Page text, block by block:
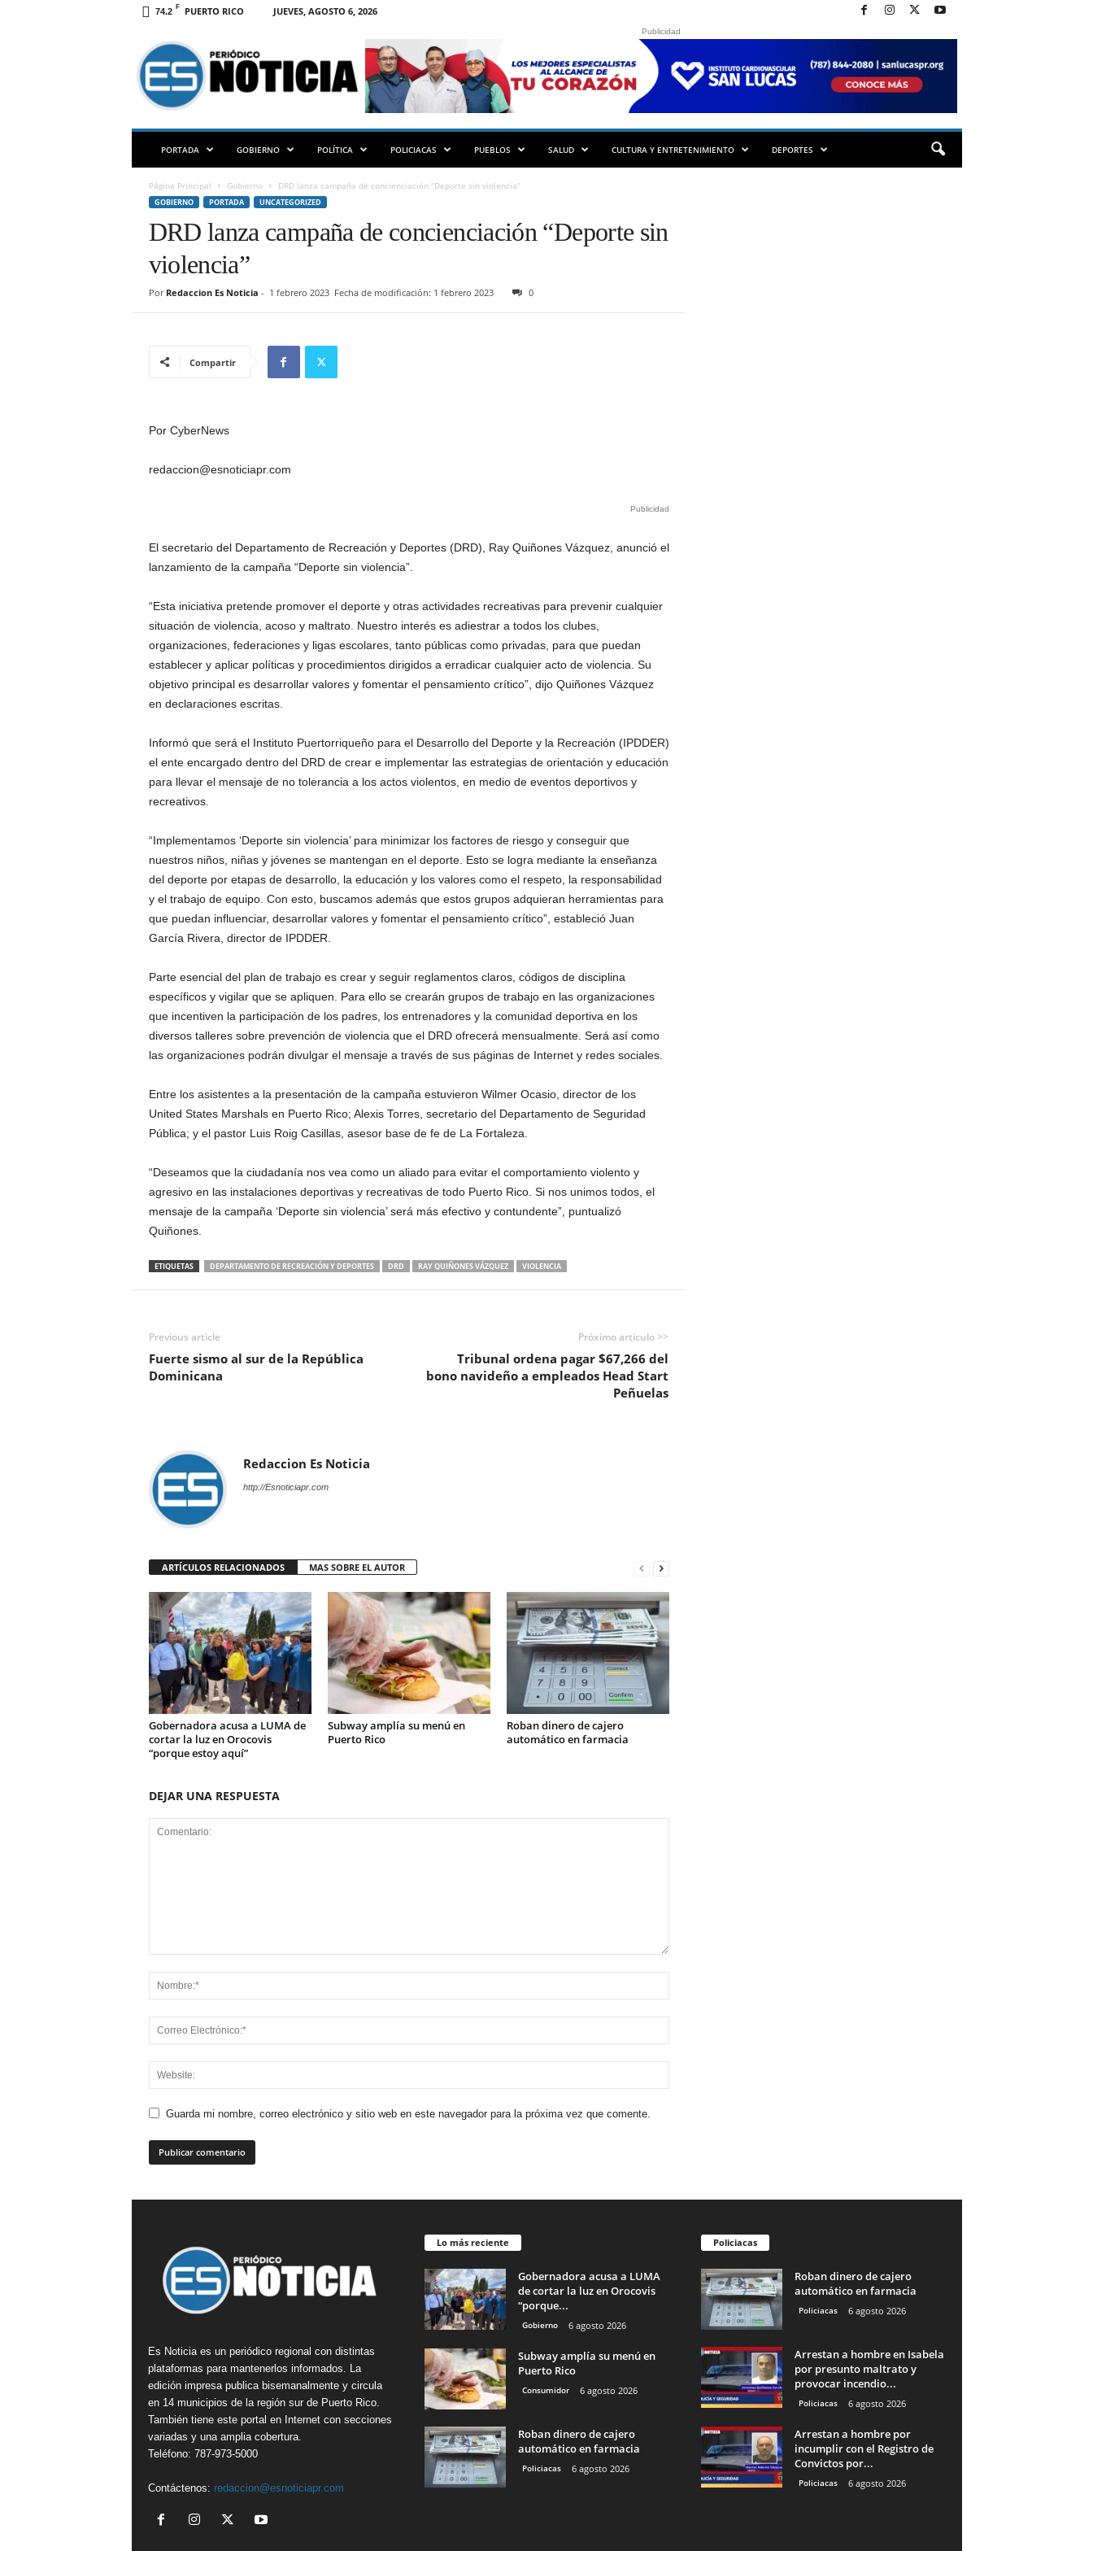
74.2 F PUERTO RICO JUEVES, AGOSTO 6, 2026
S
N
O
Publicidad
PORTADA GOBIERNO POLÍTICA POLICIACAS PUEBLOS SALUD CULTURA Y ENTRETENIMIENTO DEPORTES
Página Principal Gobierno DRD lanza campaña de concienciación “Deporte sin violencia”
GOBIERNO PORTADA UNCATEGORIZED
DRD lanza campaña de concienciación “Deporte sin
violencia”
Por Redaccion Es Noticia - 1 febrero 2023 Fecha de modificación: 1 febrero 2023 0
Compartir
Por CyberNews
redaccion@esnoticiapr.com
Publicidad
El secretario del Departamento de Recreación y Deportes (DRD), Ray Quiñones Vázquez, anunció el
lanzamiento de la campaña “Deporte sin violencia”.
“Esta iniciativa pretende promover el deporte y otras actividades recreativas para prevenir cualquier
situación de violencia, acoso y maltrato. Nuestro interés es adiestrar a todos los clubes,
organizaciones, federaciones y ligas escolares, tanto públicas como privadas, para que puedan
establecer y aplicar políticas y procedimientos dirigidos a erradicar cualquier acto de violencia. Su
objetivo principal es desarrollar valores y fomentar el pensamiento crítico”, dijo Quiñones Vázquez
en declaraciones escritas.
Informó que será el Instituto Puertorriqueño para el Desarrollo del Deporte y la Recreación (IPDDER)
el ente encargado dentro del DRD de crear e implementar las estrategias de orientación y educación
para llevar el mensaje de no tolerancia a los actos violentos, en medio de eventos deportivos y
recreativos.
“Implementamos ‘Deporte sin violencia’ para minimizar los factores de riesgo y conseguir que
nuestros niños, niñas y jóvenes se mantengan en el deporte. Esto se logra mediante la enseñanza
del deporte por etapas de desarrollo, la educación y los valores como el respeto, la responsabilidad
y el trabajo de equipo. Con esto, buscamos además que estos grupos adquieran herramientas para
que puedan influenciar, desarrollar valores y fomentar el pensamiento crítico”, estableció Juan
García Rivera, director de IPDDER.
Parte esencial del plan de trabajo es crear y seguir reglamentos claros, códigos de disciplina
específicos y vigilar que se apliquen. Para ello se crearán grupos de trabajo en las organizaciones
que incentiven la participación de los padres, los entrenadores y la comunidad deportiva en los
diversos talleres sobre prevención de violencia que el DRD ofrecerá mensualmente. Será así como
las organizaciones podrán divulgar el mensaje a través de sus páginas de Internet y redes sociales.
Entre los asistentes a la presentación de la campaña estuvieron Wilmer Ocasio, director de los
United States Marshals en Puerto Rico; Alexis Torres, secretario del Departamento de Seguridad
Pública; y el pastor Luis Roig Casillas, asesor base de fe de La Fortaleza.
“Deseamos que la ciudadanía nos vea como un aliado para evitar el comportamiento violento y
agresivo en las instalaciones deportivas y recreativas de todo Puerto Rico. Si nos unimos todos, el
mensaje de la campaña ‘Deporte sin violencia’ será más efectivo y contundente”, puntualizó
Quiñones.
ETIQUETAS DEPARTAMENTO DE RECREACIÓN Y DEPORTES DRD RAY QUIÑONES VÁZQUEZ VIOLENCIA
Previous article
Fuerte sismo al sur de la República
Dominicana
Próximo artículo >>
Tribunal ordena pagar $67,266 del
bono navideño a empleados Head Start
Peñuelas
Redaccion Es Noticia
http://Esnoticiapr.com
ARTÍCULOS RELACIONADOS MAS SOBRE EL AUTOR
Gobernadora acusa a LUMA de
cortar la luz en Orocovis
“porque estoy aquí”
Subway amplía su menú en
Puerto Rico
Roban dinero de cajero
automático en farmacia
DEJAR UNA RESPUESTA
Guarda mi nombre, correo electrónico y sitio web en este navegador para la próxima vez que comente.
Es Noticia es un periódico regional con distintas
plataformas para mantenerlos informados. La
edición impresa publica bisemanalmente y circula
en 14 municipios de la región sur de Puerto Rico.
También tiene este portal en Internet con secciones
variadas y una amplia cobertura.
Teléfono: 787-973-5000
Contáctenos: redaccion@esnoticiapr.com
Lo más reciente
Gobernadora acusa a LUMA
de cortar la luz en Orocovis
“porque...
Gobierno 6 agosto 2026
Subway amplía su menú en
Puerto Rico
Consumidor 6 agosto 2026
Roban dinero de cajero
automático en farmacia
Policiacas 6 agosto 2026
Policiacas
Roban dinero de cajero
automático en farmacia
Policiacas 6 agosto 2026
Arrestan a hombre en Isabela
por presunto maltrato y
provocar incendio...
Policiacas 6 agosto 2026
Arrestan a hombre por
incumplir con el Registro de
Convictos por...
Policiacas 6 agosto 2026